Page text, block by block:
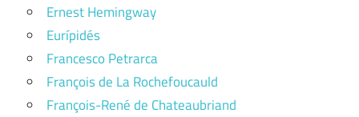
Ernest Hemingway
Eurípidés
Francesco Petrarca
François de La Rochefoucauld
François-René de Chateaubriand